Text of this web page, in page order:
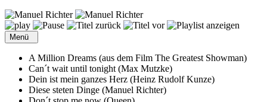
Menü
A Million Dreams (aus dem Film The Greatest Showman)
Can´t wait until tonight (Max Mutzke)
Dein ist mein ganzes Herz (Heinz Rudolf Kunze)
Diese steten Dinge (Manuel Richter)